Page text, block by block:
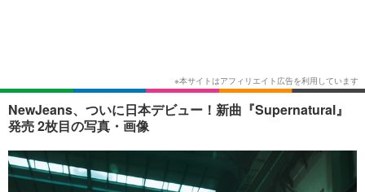
韓流・K-POP 韓国・芸能
音楽 スポーツ
グラビア ブログ
ショッピング その他
ライフTOP グルメ
ペット ショッピング
その他
リリース一覧
プッシュ通知の停止方法
NewJeans、ついに日本デビュー！新曲『Supernatural』
発売 2枚目の写真・画像